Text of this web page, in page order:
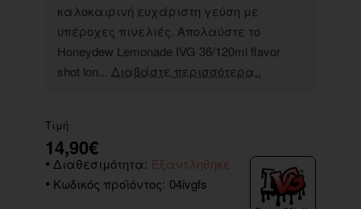
καλοκαιρινή ευχάριστη γεύση με
υπέροχες πινελιές. Απολαύστε το
Honeydew Lemonade IVG 36/120ml flavor
shot lon... Διαβάστε περισσότερα..
Τιμή
14,90€
Διαθεσιμότητα: Εξαντληθηκε
Κωδικός προϊόντος: 04ivgfs